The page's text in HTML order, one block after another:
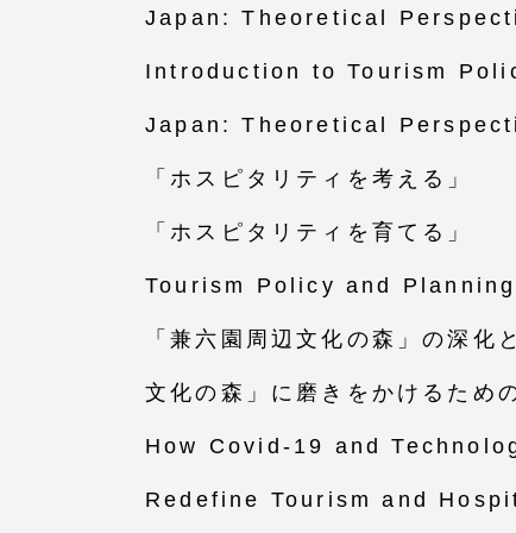
Japan: Theoretical
Introduction to Tourism
Japan: Theoretical
「ホスピタリティを考える」
「ホスピタリティを育てる」
Tourism Policy and
「兼六園周辺文化の森」の深化
文化の森」に磨きをかけるため
How Covid-19 and
Redefine Tourism and